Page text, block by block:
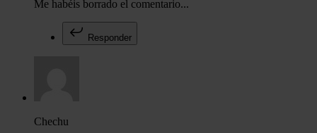
Me habéis borrado el comentario...
Responder
Chechu